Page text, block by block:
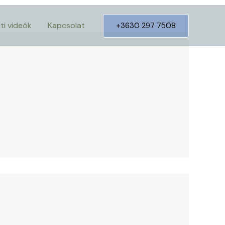
videók Kapcsolat +3630 297 7508